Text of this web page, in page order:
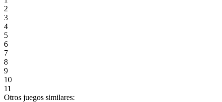
2
3
4
5
6
7
8
9
10
11
Otros juegos similares: